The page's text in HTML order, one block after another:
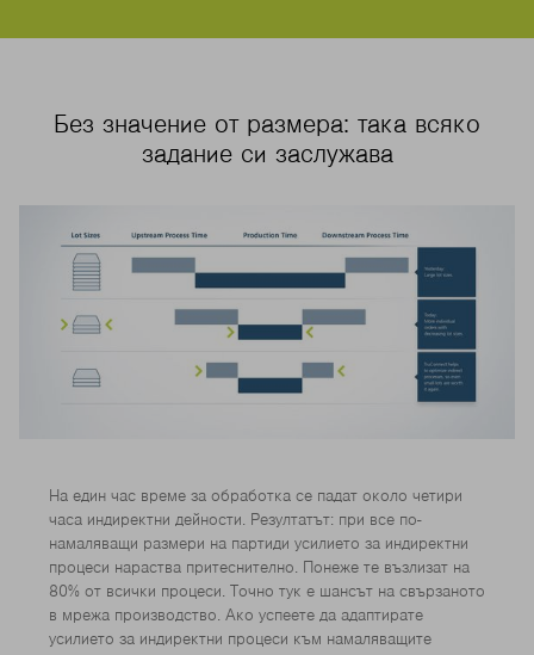
Без значение от размера: така всяко
задание си заслужава
На един час време за обработка се падат около четири
часа индиректни дейности. Резултатът: при все по-
намаляващи размери на партиди усилието за индиректни
процеси нараства притеснително. Понеже те възлизат на
80% от всички процеси. Точно тук е шансът на свързаното
в мрежа производство. Ако успеете да адаптирате
усилието за индиректни процеси към намаляващите